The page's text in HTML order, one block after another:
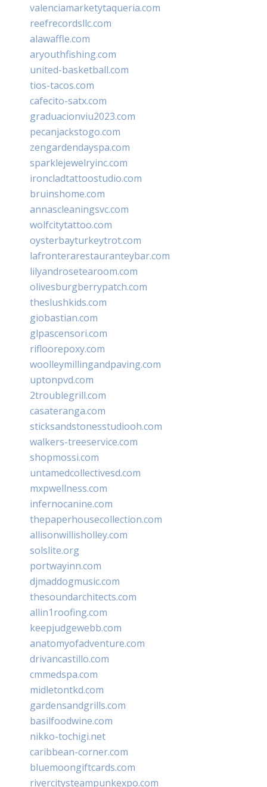
valenciamarketytaqueria.com
reefrecordsllc.com
alawaffle.com
aryouthfishing.com
united-basketball.com
tios-tacos.com
cafecito-satx.com
graduacionviu2023.com
pecanjackstogo.com
zengardendayspa.com
sparklejewelryinc.com
ironcladtattoostudio.com
bruinshome.com
annascleaningsvc.com
wolfcitytattoo.com
oysterbayturkeytrot.com
lafronterarestauranteybar.com
lilyandrosetearoom.com
olivesburgberrypatch.com
theslushkids.com
giobastian.com
glpascensori.com
rifloorepoxy.com
woolleymillingandpaving.com
uptonpvd.com
2troublegrill.com
casateranga.com
sticksandstonesstudiooh.com
walkers-treeservice.com
shopmossi.com
untamedcollectivesd.com
mxpwellness.com
infernocanine.com
thepaperhousecollection.com
allisonwillisholley.com
solslite.org
portwayinn.com
djmaddogmusic.com
thesoundarchitects.com
allin1roofing.com
keepjudgewebb.com
anatomyofadventure.com
drivancastillo.com
cmmedspa.com
midletontkd.com
gardensandgrills.com
basilfoodwine.com
nikko-tochigi.net
caribbean-corner.com
bluemoongiftcards.com
rivercitysteampunkexpo.com